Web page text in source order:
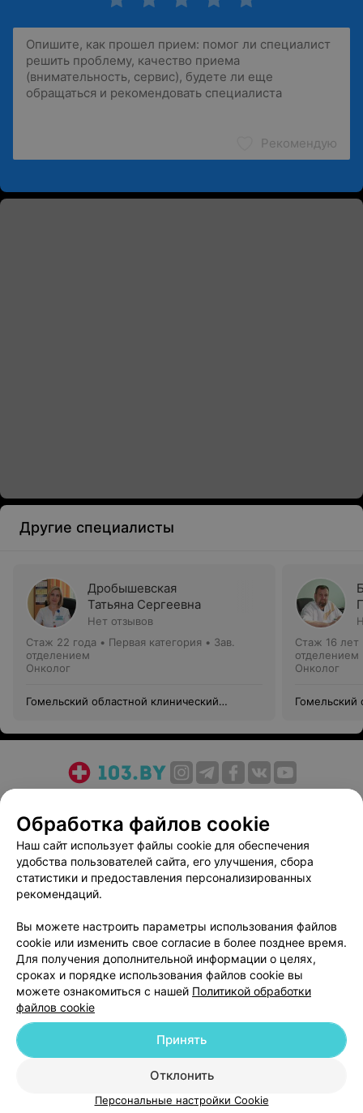
Рекомендую
Другие специалисты
Дробышевская
Татьяна Сергеевна
Нет отзывов
Стаж 22 года • Первая категория • Зав.
отделением
Онколог
Гомельский областной клинический
Стаж 16 лет
отделением
Онколог
Гомельский
Медицинский маркетинг
Публичный договор
Пользовательское соглашение
Способы оплаты
Вакансии
Партнеры
Написать руководителю 103.by
Персональные настройки cookie
Обработка персональных данных
Обработка файлов cookie
Наш сайт использует файлы cookie для обеспечения
удобства пользователей сайта, его улучшения, сбора
статистики и предоставления персонализированных
рекомендаций.
Вы можете настроить параметры использования файлов
cookie или изменить свое согласие в более позднее время.
Для получения дополнительной информации о целях,
сроках и порядке использования файлов cookie вы
можете ознакомиться с нашей Политикой обработки
файлов cookie
Отклонить
Принять
Персональные настройки Cookie